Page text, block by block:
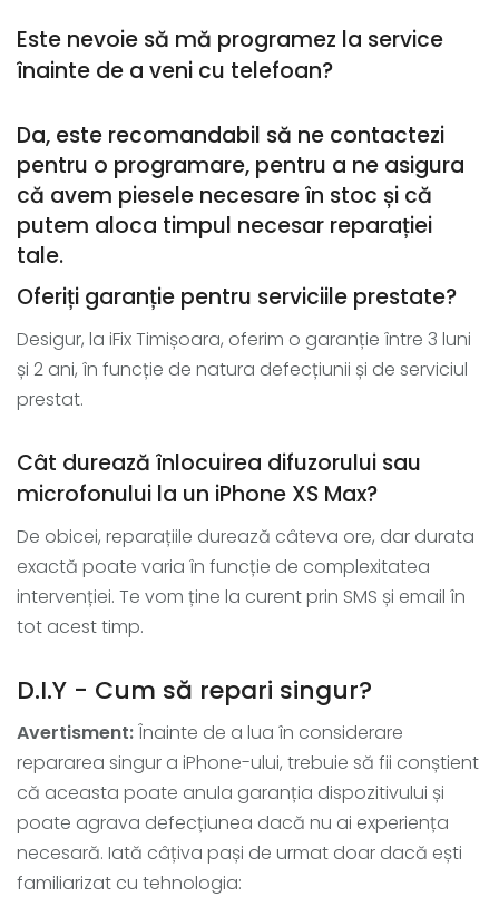
Este nevoie să mă programez la service
înainte de a veni cu telefoan?
Da, este recomandabil să ne contactezi
pentru o programare, pentru a ne asigura
că avem piesele necesare în stoc și că
putem aloca timpul necesar reparației
tale.
Oferiți garanție pentru serviciile prestate?
Desigur, la iFix Timișoara, oferim o garanție între 3 luni
și 2 ani, în funcție de natura defecțiunii și de serviciul
prestat.
Cât durează înlocuirea difuzorului sau
microfonului la un iPhone XS Max?
De obicei, reparațiile durează câteva ore, dar durata
exactă poate varia în funcție de complexitatea
intervenției. Te vom ține la curent prin SMS și email în
tot acest timp.
D.I.Y - Cum să repari singur?
Avertisment:Înainte de a lua în considerare
repararea singur a iPhone-ului, trebuie să fii conștient
că aceasta poate anula garanția dispozitivului și
poate agrava defecțiunea dacă nu ai experiența
necesară. Iată câțiva pași de urmat doar dacă ești
familiarizat cu tehnologia: